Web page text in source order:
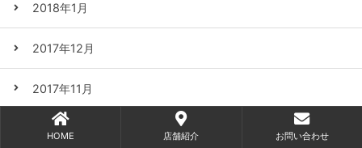
2018年1月
2017年12月
2017年11月
2017年10月
HOME 店舗紹介 お問い合わせ